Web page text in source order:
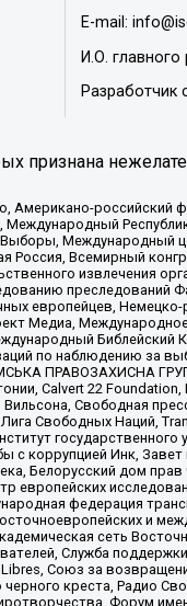
E-mail:
И.О.
Разработчик
признана
российский
Международный
Всемирный
извлечения
преследований
европейцев,
Медиа,
по наблюдению
ПРАВОЗАХИСНА
Calvert 22 Foundation,
Свободная
Свободных Наций,
коррупцией Инк,
Белорусский дом
европейских
федерация
и
сеть
Служба
Союз за
креста, Радио
Форум